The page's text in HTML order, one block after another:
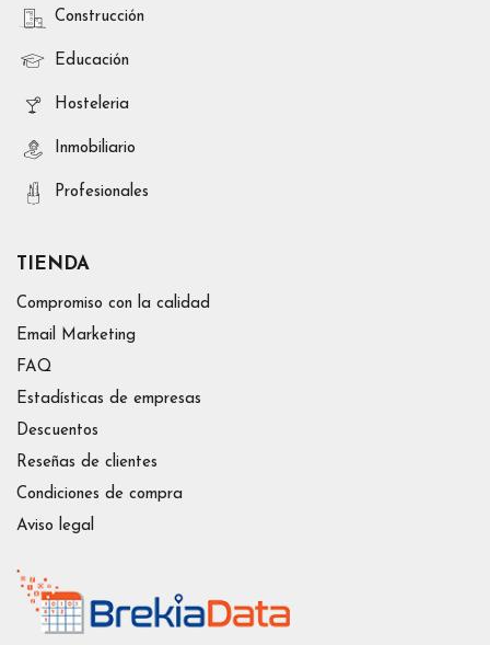
Construcción
Educación
Hosteleria
Inmobiliario
Profesionales
TIENDA
Compromiso con la calidad
Email Marketing
FAQ
Estadísticas de empresas
Descuentos
Reseñas de clientes
Condiciones de compra
Aviso legal